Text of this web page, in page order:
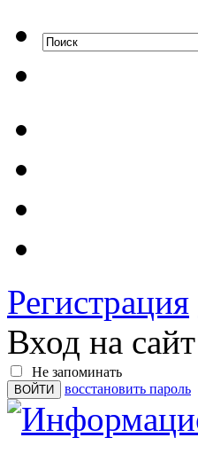
Регистрация
Вход на сайт
Не запоминать
восстановить пароль